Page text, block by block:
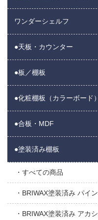
ワンダーシェルフ
●天板・カウンター
●板／棚板
●化粧棚板（カラーボード）
●合板・MDF
●塗装済み棚板
すべての商品
BRIWAX塗装済み パイ
BRIWAX塗装済み アカ